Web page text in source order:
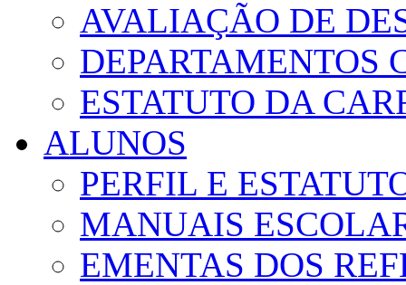
AVALIAÇÃO DE
DEPARTAMENTOS
ESTATUTO DA
ALUNOS
PERFIL E
MANUAIS
EMENTAS DOS